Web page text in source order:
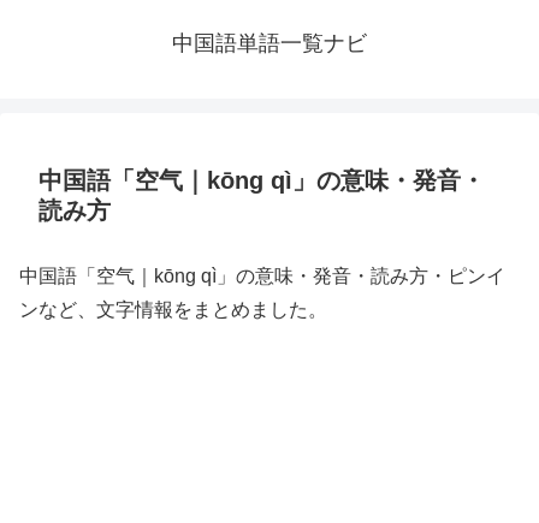
中国語単語一覧ナビ
中国語「空气｜kōng qì」の意味・発音・
読み方
中国語「空气｜kōng qì」の意味・発音・読み方・ピンイ
ンなど、文字情報をまとめました。